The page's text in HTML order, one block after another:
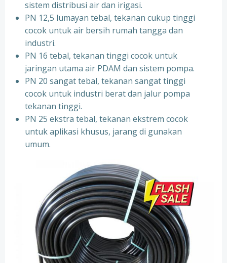
sistem distribusi air dan irigasi.
PN 12,5 lumayan tebal, tekanan cukup tinggi
cocok untuk air bersih rumah tangga dan
industri.
PN 16 tebal, tekanan tinggi cocok untuk
jaringan utama air PDAM dan sistem pompa.
PN 20 sangat tebal, tekanan sangat tinggi
cocok untuk industri berat dan jalur pompa
tekanan tinggi.
PN 25 ekstra tebal, tekanan ekstrem cocok
untuk aplikasi khusus, jarang di gunakan
umum.